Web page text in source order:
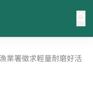
業署徵求輕量耐磨好活